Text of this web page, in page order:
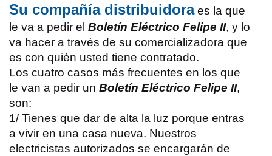
Su compañía distribuidoraes la que
le va a pedir el Boletín Eléctrico Felipe II, y lo
va hacer a través de su comercializadora que
es con quién usted tiene contratado.
Los cuatro casos más frecuentes en los que
le van a pedir un Boletín Eléctrico Felipe II,
son:
1/ Tienes que dar de alta la luz porque entras
a vivir en una casa nueva. Nuestros
electricistas autorizados se encargarán de